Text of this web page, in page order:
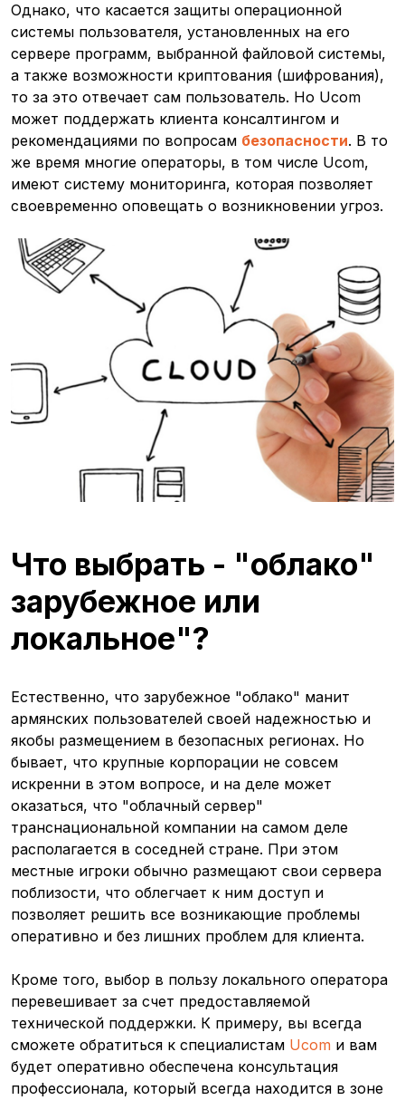
Однако, что касается защиты операционной
системы пользователя, установленных на его
сервере программ, выбранной файловой системы,
а также возможности криптования (шифрования),
то за это отвечает сам пользователь. Но Ucom
может поддержать клиента консалтингом и
рекомендациями по вопросам безопасности. В то
же время многие операторы, в том числе Ucom,
имеют систему мониторинга, которая позволяет
своевременно оповещать о возникновении угроз.
Что выбрать - "облако"
зарубежное или
локальное"?
Естественно, что зарубежное "облако" манит
армянских пользователей своей надежностью и
якобы размещением в безопасных регионах. Но
бывает, что крупные корпорации не совсем
искренни в этом вопросе, и на деле может
оказаться, что "облачный сервер"
транснациональной компании на самом деле
располагается в соседней стране. При этом
местные игроки обычно размещают свои сервера
поблизости, что облегчает к ним доступ и
позволяет решить все возникающие проблемы
оперативно и без лишних проблем для клиента.
Кроме того, выбор в пользу локального оператора
перевешивает за счет предоставляемой
технической поддержки. К примеру, вы всегда
сможете обратиться к специалистам Ucom и вам
будет оперативно обеспечена консультация
профессионала, который всегда находится в зоне